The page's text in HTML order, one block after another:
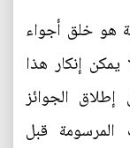
هو خلق أجواء
يمكن إنكار هذا
الجوائز
المرسومة قبل